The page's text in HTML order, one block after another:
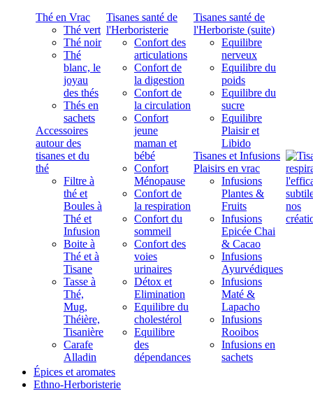
Thé en Vrac
Thé vert
Thé noir
Thé
blanc, le
joyau
des thés
Thés en
sachets
Accessoires
autour des
tisanes et du
thé
Filtre à
thé et
Boules à
Thé et
Infusion
Boite à
Thé et à
Tisane
Tasse à
Thé,
Mug,
Théière,
Tisanière
Carafe
Alladin
Tisanes santé de
l'Herboristerie
Confort des
articulations
Confort de
la digestion
Confort de
la circulation
Confort
jeune
maman et
bébé
Confort
Ménopause
Confort de
la respiration
Confort du
sommeil
Confort des
voies
urinaires
Détox et
Elimination
Equilibre du
cholestérol
Equilibre
des
dépendances
Tisanes santé de
l'Herboriste (suite)
Equilibre
nerveux
Equilibre du
poids
Equilibre du
sucre
Equilibre
Plaisir et
Libido
Tisanes et Infusions
Plaisirs en vrac
Infusions
Plantes &
Fruits
Infusions
Epicée Chai
& Cacao
Infusions
Ayurvédiques
Infusions
Maté &
Lapacho
Infusions
Rooibos
Infusions en
sachets
Épices et aromates
Ethno-Herboristerie